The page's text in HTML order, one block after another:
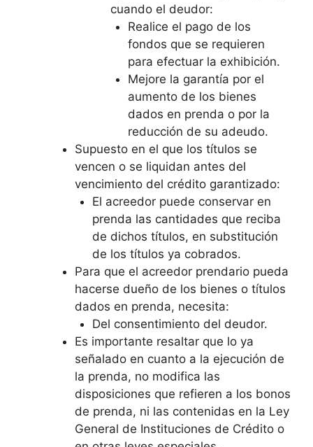
cuando el deudor:
Realice el pago de los
fondos que se requieren
para efectuar la exhibición.
Mejore la garantía por el
aumento de los bienes
dados en prenda o por la
reducción de su adeudo.
Supuesto en el que los títulos se
vencen o se liquidan antes del
vencimiento del crédito garantizado:
El acreedor puede conservar en
prenda las cantidades que reciba
de dichos títulos, en substitución
de los títulos ya cobrados.
Para que el acreedor prendario pueda
hacerse dueño de los bienes o títulos
dados en prenda, necesita:
Del consentimiento del deudor.
Es importante resaltar que lo ya
señalado en cuanto a la ejecución de
la prenda, no modifica las
disposiciones que refieren a los bonos
de prenda, ni las contenidas en la Ley
General de Instituciones de Crédito o